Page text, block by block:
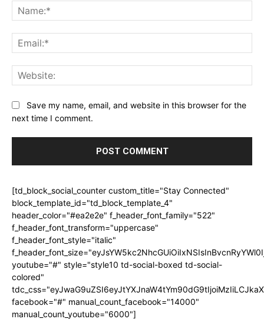
Save my name, email, and website in this browser for the
next time I comment.
[td_block_social_counter custom_title="Stay Connected"
block_template_id="td_block_template_4"
header_color="#ea2e2e" f_header_font_family="522"
f_header_font_transform="uppercase"
f_header_font_style="italic"
youtube="#" style="style10 td-social-boxed td-social-
colored"
facebook="#" manual_count_facebook="14000"
manual_count_youtube="6000"]